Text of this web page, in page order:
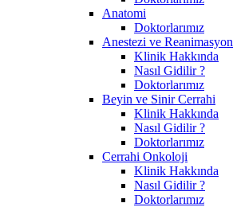
Anatomi
Doktorlarımız
Anestezi ve Reanimasyon
Klinik Hakkında
Nasıl Gidilir ?
Doktorlarımız
Beyin ve Sinir Cerrahi
Klinik Hakkında
Nasıl Gidilir ?
Doktorlarımız
Cerrahi Onkoloji
Klinik Hakkında
Nasıl Gidilir ?
Doktorlarımız